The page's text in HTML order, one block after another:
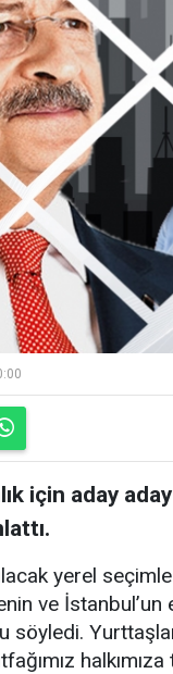
için aday
yerel
ve
söyledi.